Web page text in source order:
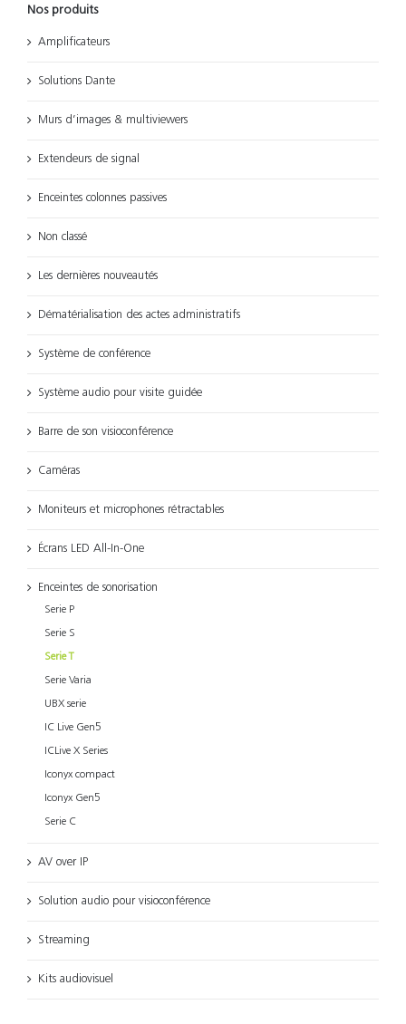
Nos produits
Amplificateurs
Solutions Dante
Murs d’images & multiviewers
Extendeurs de signal
Enceintes colonnes passives
Non classé
Les dernières nouveautés
Dématérialisation des actes administratifs
Système de conférence
Système audio pour visite guidée
Barre de son visioconférence
Caméras
Moniteurs et microphones rétractables
Écrans LED All-In-One
Enceintes de sonorisation
Serie P
Serie S
Serie T
Serie Varia
UBX serie
IC Live Gen5
ICLive X Series
Iconyx compact
Iconyx Gen5
Serie C
AV over IP
Solution audio pour visioconférence
Streaming
Kits audiovisuel